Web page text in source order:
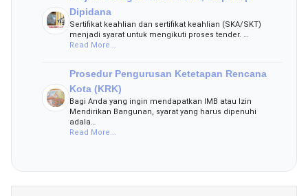
Dipidana
Sertifikat keahlian dan sertifikat keahlian (SKA/SKT)
menjadi syarat untuk mengikuti proses tender. …
Read More...
Prosedur Pengurusan Ketetapan Rencana
Kota (KRK)
Bagi Anda yang ingin mendapatkan IMB atau Izin
Mendirikan Bangunan, syarat yang harus dipenuhi
adala…
Read More...